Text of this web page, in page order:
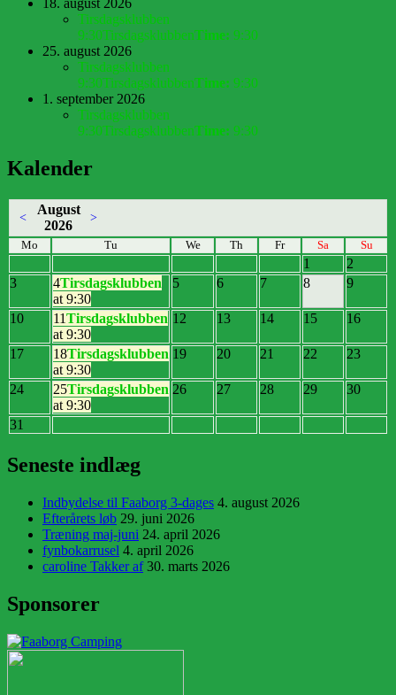
Tirsdagsklubben
9:30TirsdagsklubbenTime: 9:30
25. august 2026
Tirsdagsklubben
9:30TirsdagsklubbenTime: 9:30
1. september 2026
Tirsdagsklubben
9:30TirsdagsklubbenTime: 9:30
Kalender
<
August
2026
>
Mo Tu We Th Fr Sa Su
1
2
3
4Tirsdagsklubben
at 9:30
5 6 7 8 9
10 11Tirsdagsklubben
at 9:30
12 13 14 15 16
17 18Tirsdagsklubben
at 9:30
19 20 21 22 23
24 25Tirsdagsklubben
at 9:30
26 27 28 29 30
31
Seneste indlæg
Indbydelse til Faaborg 3-dages 4. august 2026
Efterårets løb 29. juni 2026
Træning maj-juni 24. april 2026
fynbokarrusel 4. april 2026
caroline Takker af 30. marts 2026
Sponsorer